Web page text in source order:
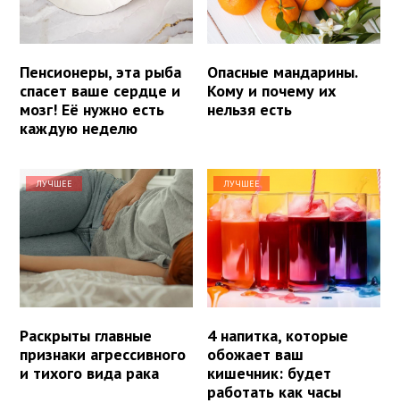
Пенсионеры, эта рыба
спасет ваше сердце и
мозг! Её нужно есть
каждую неделю
Опасные мандарины.
Кому и почему их
нельзя есть
ЛУЧШЕЕ
Раскрыты главные
признаки агрессивного
и тихого вида рака
ЛУЧШЕЕ
4 напитка, которые
обожает ваш
кишечник: будет
работать как часы